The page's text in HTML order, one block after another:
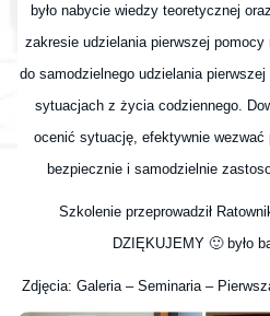
było nabycie wiedzy teoretycznej
zakresie udzielania pierwszej
do samodzielnego udzielania
sytuacjach z życia codziennego.
ocenić sytuację, efektywnie wezwać
bezpiecznie i samodzielnie
Szkolenie przeprowadził
DZIĘKUJEMY 🙂było
Zdjęcia: Galeria – Seminaria –